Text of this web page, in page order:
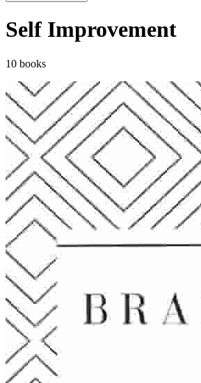
Self Improvement
10 books